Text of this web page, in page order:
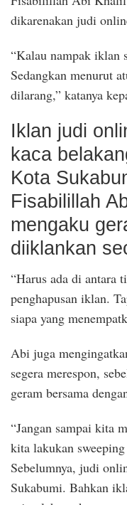
dikarenakan judi
“Kalau nampak iklan
Sedangkan menurut
dilarang,” katanya
Iklan judi
kaca
Kota
Fisabilillah
mengaku
diiklankan
“Harus ada di antara
penghapusan iklan.
siapa yang
Abi juga
segera merespon,
geram bersama
“Jangan sampai kita
kita lakukan
Sebelumnya, judi
Sukabumi. Bahkan